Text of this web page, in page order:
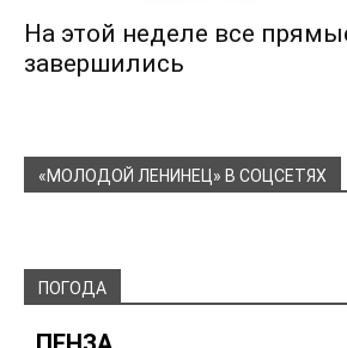
На этой неделе все
завершились
«МОЛОДОЙ ЛЕНИНЕЦ» В СОЦСЕТЯХ
ПОГОДА